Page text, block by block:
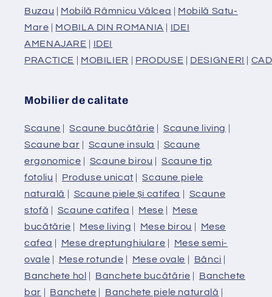
Buzau | Mobilă Râmnicu Vâlcea | Mobilă Satu-
Mare | MOBILA DIN ROMANIA | IDEI
AMENAJARE | IDEI
PRACTICE | MOBILIER | PRODUSE | DESIGNERI |
Mobilier de calitate
Scaune |Scaune bucătărie | Scaune living |
Scaune bar | Scaune insula | Scaune
ergonomice | Scaune birou | Scaune tip
fotoliu | Produse unicat |Scaune piele
naturală | Scaune piele și catifea | Scaune
stofă | Scaune catifea | Mese | Mese
bucătărie | Mese living | Mese birou | Mese
cafea | Mese dreptunghiulare | Mese semi-
ovale | Mese rotunde | Mese ovale | Bănci |
Banchete hol | Banchete bucătărie | Banchete
bar | Banchete | Banchete piele naturală |